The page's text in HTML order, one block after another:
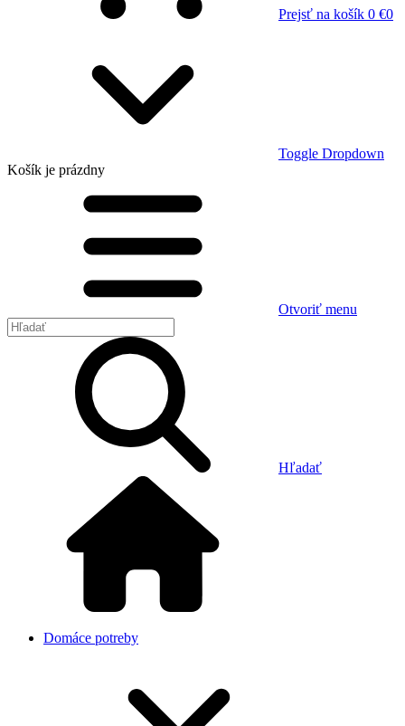
Prejsť na košík 0 €0
Toggle Dropdown
Košík je prázdny
Otvoriť menu
Hľadať
Domáce potreby